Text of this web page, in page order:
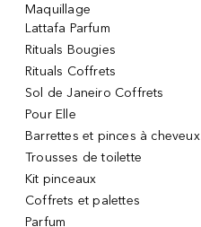
Maquillage
Lattafa Parfum
Rituals Bougies
Rituals Coffrets
Sol de Janeiro Coffrets
Pour Elle
Barrettes et pinces à cheveux
Trousses de toilette
Kit pinceaux
Coffrets et palettes
Parfum